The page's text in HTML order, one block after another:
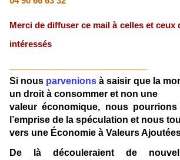
Merci de diffuser ce mail à celles et ceux
intéressés
Si nous parvenions à saisir que la
un droit à consommer et non une
valeur économique, nous
l’emprise de la spéculation et nous
vers une Économie à Valeurs
De là découleraient de